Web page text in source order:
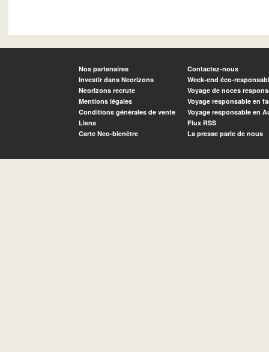
Nos partenaires
Investir dans Neorizons
Neorizons recrute
Mentions légales
Conditions générales de vente
Liens
Carte Neo-bienêtre
Contactez-nous
Week-end éco-
Voyage de noces
Voyage responsable en
Voyage responsable en
Flux RSS
La presse parle de nous